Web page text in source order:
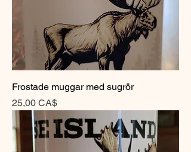
Frostade muggar med sugrör
Pris
25,00 CA$